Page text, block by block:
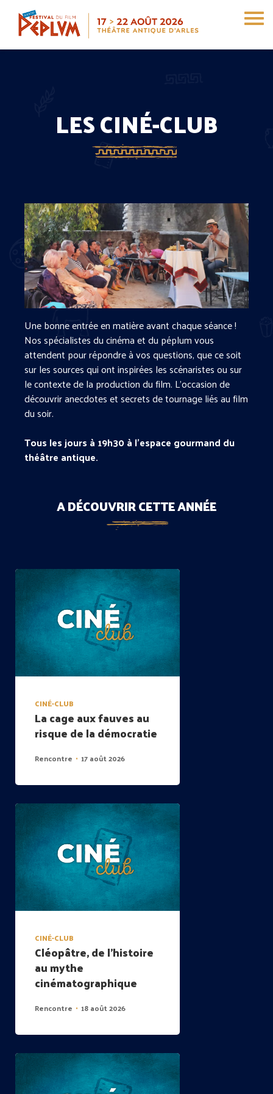
contenu
principal
LES CINÉ-CLUB
Une bonne entrée en matière avant chaque séance !
Nos spécialistes du cinéma et du péplum vous
attendent pour répondre à vos questions, que ce soit
sur les sources qui ont inspirées les scénaristes ou sur
le contexte de la production du film. L’occasion de
découvrir anecdotes et secrets de tournage liés au film
du soir.
Tous les jours à 19h30 à l’espace gourmand du
théâtre antique.
A DÉCOUVRIR CETTE ANNÉE
CINÉ-CLUB
La cage aux fauves au
risque de la démocratie
Rencontre • 17 août 2026
CINÉ-CLUB
Cléopâtre, de l’histoire
au mythe
cinématographique
Rencontre • 18 août 2026